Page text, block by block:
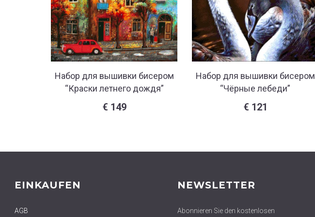
Набор для вышивки бисером
“Краски летнего дождя”
€ 149
Набор для вышивки бисером
“Чёрные лебеди”
€ 121
EINKAUFEN
AGB
NEWSLETTER
Abonnieren Sie den kostenlosen